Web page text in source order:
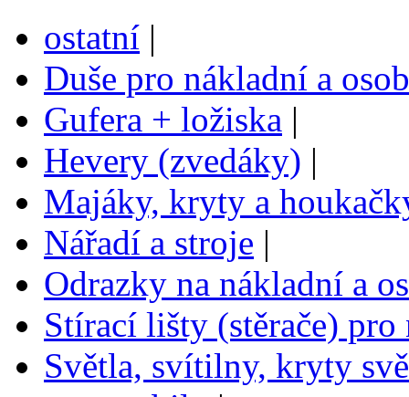
ostatní |
Duše pro nákladní a
Gufera + ložiska |
Hevery (zvedáky) |
Majáky, kryty a
Nářadí a stroje |
Odrazky na nákladní a
Stírací lišty (stěrače)
Světla, svítilny, kryty